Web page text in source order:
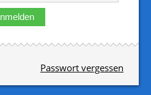
Passwort vergessen